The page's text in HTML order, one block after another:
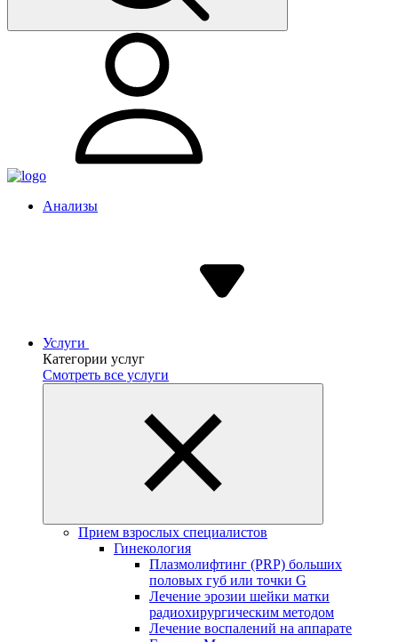
Анализы
Услуги
Категории услуг
Смотреть все услуги
Прием взрослых специалистов
Гинекология
Плазмолифтинг (PRP) больших
половых губ или точки G
Лечение эрозии шейки матки
радиохирургическим методом
Лечение воспалений на аппарате